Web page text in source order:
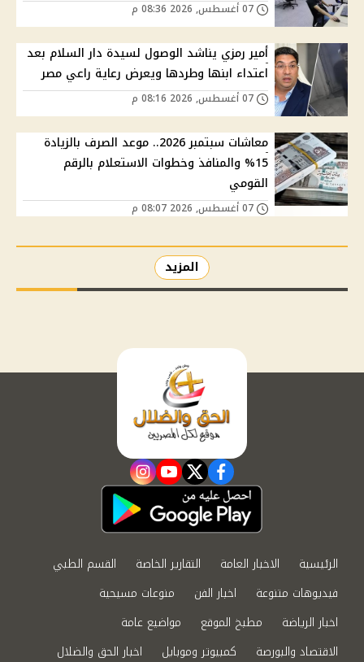
أمير رمزي يناشد الوصول لسيدة دار السلام بعد
اعتداء ابنها وطردها ويعرض رعاية راعي مصر
معاشات سبتمبر 2026.. موعد الصرف بالزيادة
15% والمنافذ وخطوات الاستعلام بالرقم
القومي
المزيد
facebook
twitter
youtube
instagram
الرئيسية الاخبار العامة التقارير الخاصة
القسم الطبي
فيديوهات متنوعة
اخبار الفن
منوعات مسيحية
اخبار الرياضة
مطبخ الموقع
مواضيع عامة
الاقتصاد والبورصة
كمبيوتر وموبايل اخبار الحق والضلال